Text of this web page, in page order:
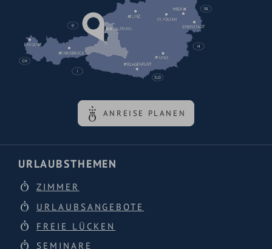
ANREISE PLANEN
URLAUBSTHEMEN
ZIMMER
URLAUBSANGEBOTE
FREIE LÜCKEN
SEMINARE